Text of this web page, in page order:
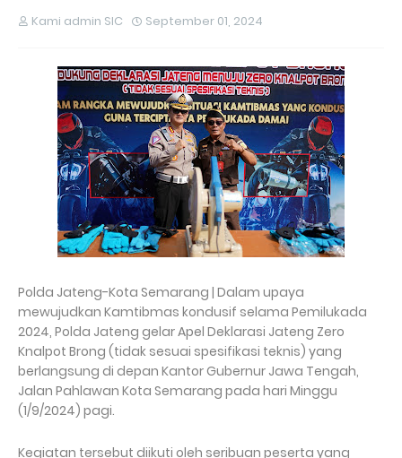
Kami admin SIC September 01, 2024
Polda Jateng-Kota Semarang | Dalam upaya
mewujudkan Kamtibmas kondusif selama Pemilukada
2024, Polda Jateng gelar Apel Deklarasi Jateng Zero
Knalpot Brong (tidak sesuai spesifikasi teknis) yang
berlangsung di depan Kantor Gubernur Jawa Tengah,
Jalan Pahlawan Kota Semarang pada hari Minggu
(1/9/2024) pagi.
Kegiatan tersebut diikuti oleh seribuan peserta yang